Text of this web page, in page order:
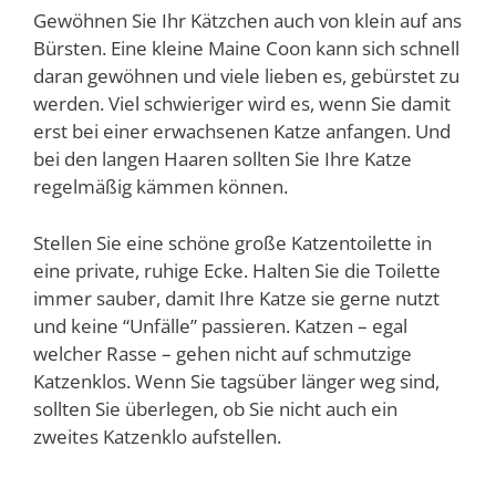
Gewöhnen Sie Ihr Kätzchen auch von klein auf ans
Bürsten. Eine kleine Maine Coon kann sich schnell
daran gewöhnen und viele lieben es, gebürstet zu
werden. Viel schwieriger wird es, wenn Sie damit
erst bei einer erwachsenen Katze anfangen. Und
bei den langen Haaren sollten Sie Ihre Katze
regelmäßig kämmen können.
Stellen Sie eine schöne große Katzentoilette in
eine private, ruhige Ecke. Halten Sie die Toilette
immer sauber, damit Ihre Katze sie gerne nutzt
und keine “Unfälle” passieren. Katzen – egal
welcher Rasse – gehen nicht auf schmutzige
Katzenklos. Wenn Sie tagsüber länger weg sind,
sollten Sie überlegen, ob Sie nicht auch ein
zweites Katzenklo aufstellen.